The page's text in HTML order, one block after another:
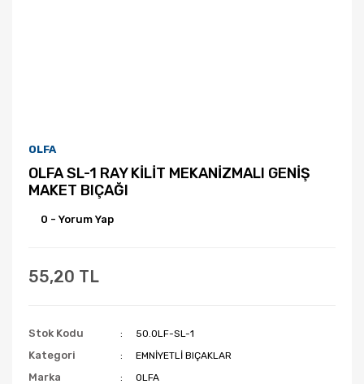
OLFA
OLFA SL-1 RAY KİLİT MEKANİZMALI GENİŞ
MAKET BIÇAĞI
0 - Yorum Yap
55,20 TL
Stok Kodu 50.OLF-SL-1
Kategori EMNİYETLİ BIÇAKLAR
Marka OLFA